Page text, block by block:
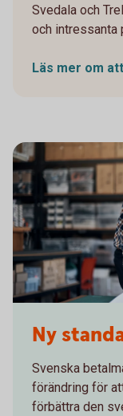
Svedala och
och intressanta
Läs mer om
Ny
Svenska
förändring för
förbättra den